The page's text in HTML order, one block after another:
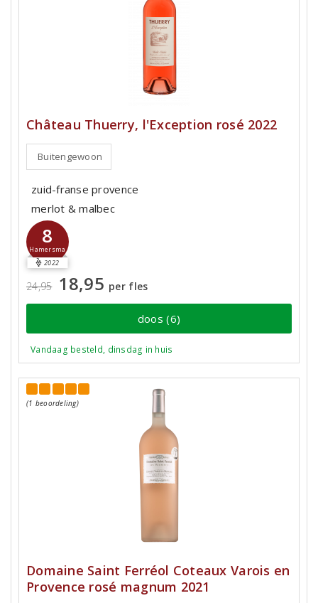
Château Thuerry, l'Exception rosé 2022
Buitengewoon
zuid-franse provence
merlot & malbec
8
Hamersma
2022
24,95 18,95 per fles
doos (6)
Vandaag besteld, dinsdag in huis
(1 beoordeling)
Domaine Saint Ferréol Coteaux Varois en
Provence rosé magnum 2021